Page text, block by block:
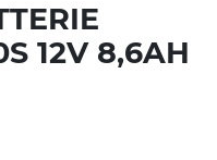
12V 8,6AH